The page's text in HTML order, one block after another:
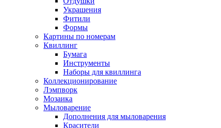
Украшения
Фитили
Формы
Картины по номерам
Квиллинг
Бумага
Инструменты
Наборы для квиллинга
Коллекционирование
Лэмпворк
Мозаика
Мыловарение
Дополнения для мыловарения
Красители